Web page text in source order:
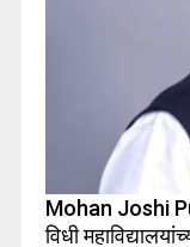
Mohan Joshi
विधी